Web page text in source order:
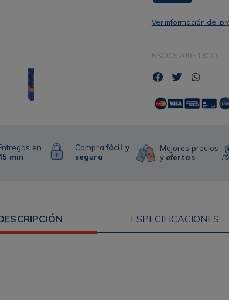
Ver información del
NSOC5200513CO
en
min
Comprafácil y
segura
Mejores precios
y ofertas
ESPECIFICACIONES